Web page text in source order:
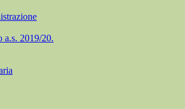
a.s. 2019/20.